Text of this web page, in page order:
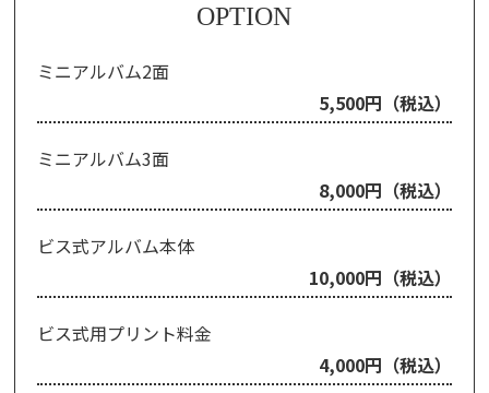
OPTION
ミニアルバム2面
5,500円（税込）
ミニアルバム3面
8,000円（税込）
ビス式アルバム本体
10,000円（税込）
ビス式用プリント料金
4,000円（税込）